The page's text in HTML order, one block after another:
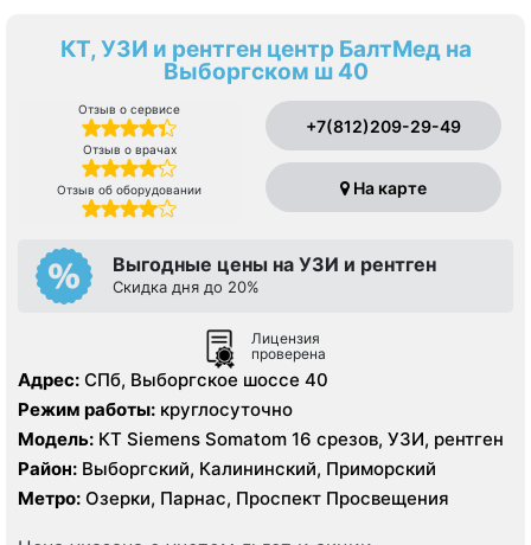
КТ, УЗИ и рентген центр БалтМед на
Выборгском ш 40
Отзыв о сервисе
Отзыв о врачах
Отзыв об оборудовании
+7(812)209-29-49
На карте
Выгодные цены на УЗИ и рентген
Скидка дня до 20%
Лицензия
проверена
Адрес: СПб, Выборгское шоссе 40
Режим работы: круглосуточно
Модель: КТ Siemens Somatom 16 срезов, УЗИ, рентген
Район: Выборгский, Калининский, Приморский
Метро: Озерки, Парнас, Проспект Просвещения